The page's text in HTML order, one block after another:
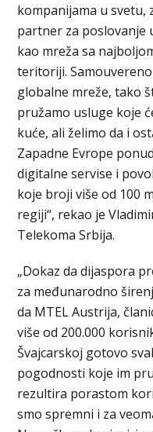
kompanijama u svetu,
partner za poslovanje
kao mreža sa
teritoriji.
globalne mreže, tako
pružamo usluge koje
kuće, ali želimo da i
Zapadne Evrope
digitalne servise i
koje broji više od 100
regiji“, rekao je
Telekoma Srbija.
„Dokaz da dijaspora
za međunarodno
da MTEL Austrija,
više od 200.000
Švajcarskoj gotovo
pogodnosti koje im
rezultira porastom
smo spremni i za